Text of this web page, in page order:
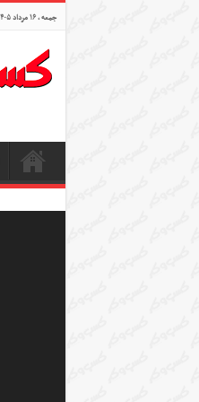
جمعه , ۱۶ مرداد ۱۴۰۵